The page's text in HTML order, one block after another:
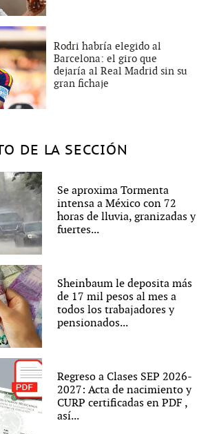
Rodri habría elegido al
Barcelona: el giro que
dejaría al Real Madrid sin su
gran fichaje
DE LA SECCIÓN
Se aproxima Tormenta
intensa a México con 72
horas de lluvia, granizadas y
fuertes...
Sheinbaum le deposita más
de 17 mil pesos al mes a
todos los trabajadores y
pensionados...
Regreso a Clases SEP 2026-
2027: Acta de nacimiento y
CURP certificadas en PDF ,
así...